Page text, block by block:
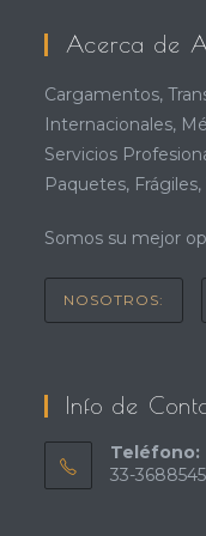
Acerca de
Cargamentos,
Internacionales,
Servicios
Paquetes,
Somos su mejor
NOSOTROS:
Info de
Teléfono:
33-